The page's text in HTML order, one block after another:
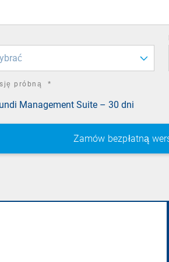
próbną *
Management Suite – 30 dni